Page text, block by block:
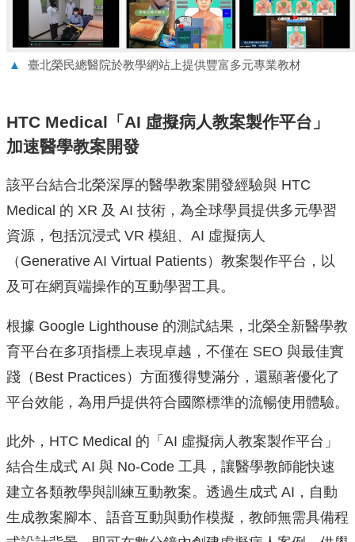
▲ 臺北榮民總醫院於教學網站上提供豐富多元專業教材
HTC Medical「AI 虛擬病人教案製作平台」
加速醫學教案開發
該平台結合北榮深厚的醫學教案開發經驗與 HTC
Medical 的 XR 及 AI 技術，為全球學員提供多元學習
資源，包括沉浸式 VR 模組、AI 虛擬病人
（Generative AI Virtual Patients）教案製作平台，以
及可在網頁端操作的互動學習工具。
根據 Google Lighthouse 的測試結果，北榮全新醫學教
育平台在多項指標上表現卓越，不僅在 SEO 與最佳實
踐（Best Practices）方面獲得雙滿分，還顯著優化了
平台效能，為用戶提供符合國際標準的流暢使用體驗。
此外，HTC Medical 的「AI 虛擬病人教案製作平台」
結合生成式 AI 與 No-Code 工具，讓醫學教師能快速
建立各類教學與訓練互動教案。透過生成式 AI，自動
生成教案腳本、語音互動與動作模擬，教師無需具備程